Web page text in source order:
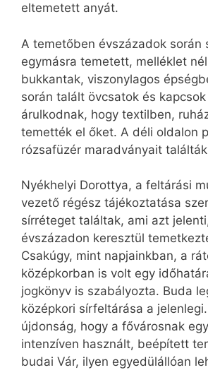
eltemetett anyát.
A temetőben évszázadok során
egymásra temetett, melléklet
bukkantak, viszonylagos
során talált övcsatok és kapcsok
árulkodnak, hogy textilben,
temették el őket. A déli oldalon
rózsafüzér maradványait
Nyékhelyi Dorottya, a feltárási
vezető régész tájékoztatása
sírréteget találtak, ami azt
évszázadon keresztül
Csakúgy, mint napjainkban, a
középkorban is volt egy
jogkönyv is szabályozta. Buda
középkori sírfeltárása a
újdonság, hogy a fővárosnak
intenzíven használt, beépített
budai Vár, ilyen egyedülállóan